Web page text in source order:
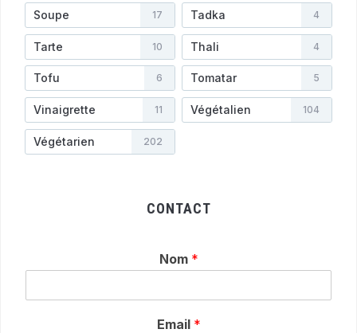
Soupe 17 Tadka 4
Tarte 10 Thali 4
Tofu 6 Tomatar 5
Vinaigrette 11 Végétalien 104
Végétarien 202
CONTACT
Nom *
Email *